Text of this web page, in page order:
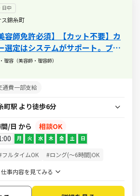
日中
錦糸町
容師免許必須】【カット不要】カ
選定はシステムがサポート。ブラ
明けでも始めやすいカラー専門店
理容（美容師・理容師）
通費一部支給
町駅 より徒歩6分
/日 から
相談OK
月 火 水 木 金 土 日
フルタイムOK #ロング(～6時間)OK
仕事内容を見てみる